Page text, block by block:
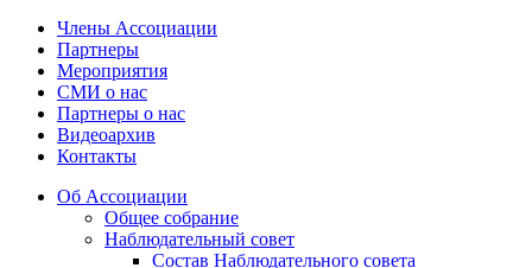
Члены Ассоциации
Партнеры
Мероприятия
СМИ о нас
Партнеры о нас
Видеоархив
Контакты
Об Ассоциации
Общее собрание
Наблюдательный совет
Состав Наблюдательного совета